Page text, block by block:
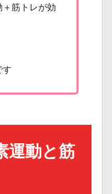
筋トレが効
す
運動と筋